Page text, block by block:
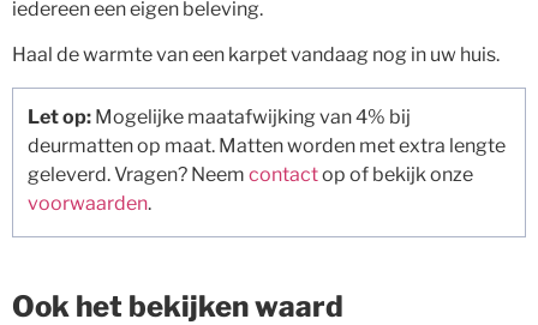
iedereen een eigen beleving.
Haal de warmte van een karpet vandaag nog in uw huis.
Let op: Mogelijke maatafwijking van 4% bij
deurmatten op maat. Matten worden met extra lengte
geleverd. Vragen? Neem contactop of bekijk onze
voorwaarden.
Ook het bekijken waard